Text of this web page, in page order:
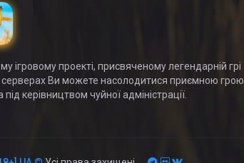
ігровому проекті, присвяченому легендарній грі
Ви можете насолодитися приємною грою
керівництвом чуйної адміністрації.